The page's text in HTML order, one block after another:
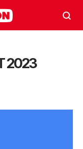
2023